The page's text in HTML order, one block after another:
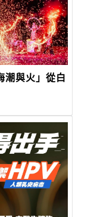
潮與火」從白